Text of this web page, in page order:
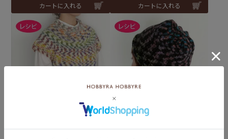
カートに入れる カートに入れる
パステル＞（レシピ）
ンパステル＞（レシピ）